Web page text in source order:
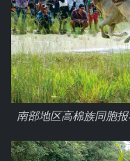
南部地区高棉族同胞